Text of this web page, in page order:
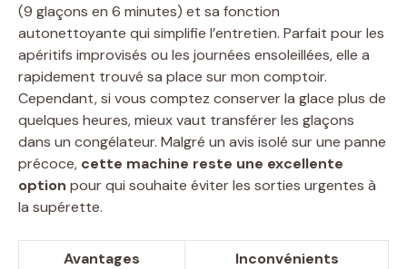
(9 glaçons en 6 minutes) et sa fonction
autonettoyante qui simplifie l’entretien. Parfait pour les
apéritifs improvisés ou les journées ensoleillées, elle a
rapidement trouvé sa place sur mon comptoir.
Cependant, si vous comptez conserver la glace plus de
quelques heures, mieux vaut transférer les glaçons
dans un congélateur. Malgré un avis isolé sur une panne
précoce, cette machine reste une excellente
option pour qui souhaite éviter les sorties urgentes à
la supérette.
Avantages
Inconvénients